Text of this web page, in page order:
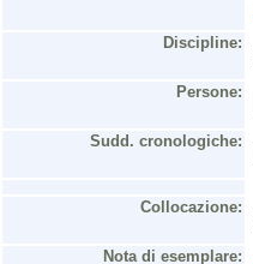
Discipline:
Persone:
Sudd. cronologiche:
Collocazione:
Nota di esemplare: